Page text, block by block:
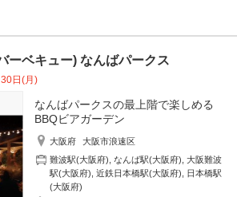
ーベキュー) なんばパークス
日(月)
なんばパークスの最上階で楽しめる
BBQビアガーデン
大阪府
大阪市浪速区
難波駅(大阪府) ,なんば駅(大阪府) ,大阪難波
駅(大阪府) ,近鉄日本橋駅(大阪府)
日本橋駅
(大阪府)